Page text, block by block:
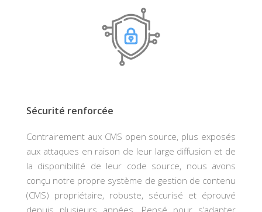
Sécurité renforcée
Contrairement aux CMS open source, plus exposés
aux attaques en raison de leur large diffusion et de
la disponibilité de leur code source, nous avons
conçu notre propre système de gestion de contenu
(CMS) propriétaire, robuste, sécurisé et éprouvé
depuis plusieurs années. Pensé pour s’adapter